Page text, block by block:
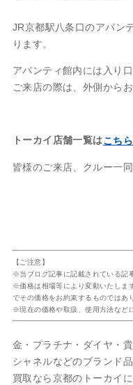
JR京都駅八条口のアバン
ります。
アバンティ館内には入り口
ご来店の際は、外側から
トーカイ店舗一覧はこちら
皆様のご来店、クルー一
【ご注意】
※当ブログ記事に記載されている記
※価格は相場等により変動いたしま
でその価格をお約束するものではあ
※現在の価格や取扱、使用方法など
金・プラチナ・ダイヤ・
シャネルなどのブランド品
買取なら京都のトーカイ